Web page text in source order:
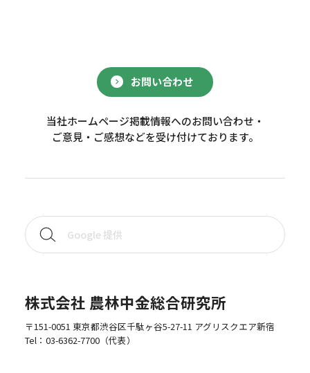
お問い合わせ
当社ホームページ掲載情報へのお問い合わせ・
ご意見・ご感想などを受け付けております。
株式会社 農林中金総合研究所
〒151-0051 東京都渋谷区千駄ヶ谷5-27-11 アグリスクエア新宿
Tel： 03-6362-7700（代表）